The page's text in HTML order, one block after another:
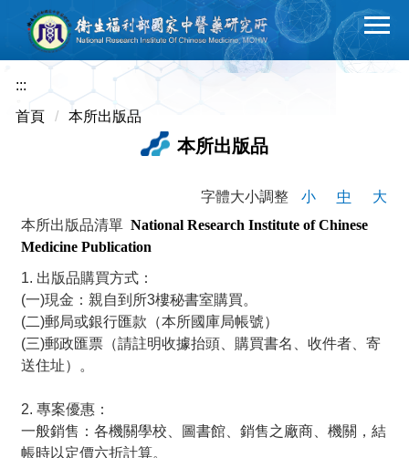
主
要
容
:::
首頁
本所出版品
本所出版品
字體大小調整 小 中
大
本所出版品清單 National Research Institute of Chinese
Medicine Publication
1. 出版品購買方式：
(一)現金：親自到所3樓秘書室購買。
(二)郵局或銀行匯款（本所國庫局帳號）
(三)郵政匯票（請註明收據抬頭、購買書名、收件者、寄
送住址）。
2. 專案優惠：
一般銷售：各機關學校、圖書館、銷售之廠商、機關，結
帳時以定價六折計算。